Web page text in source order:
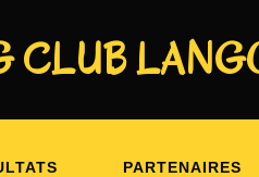
CLUB
PARTENAIRES